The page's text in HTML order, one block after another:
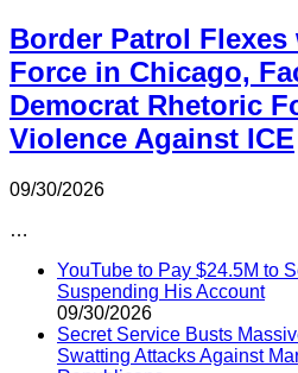
Border Patrol
Force in Chicago,
Democrat Rhetoric
Violence Against ICE
09/30/2026
…
YouTube to Pay $24.5M to
Suspending His Account
09/30/2026
Secret Service Busts
Swatting Attacks Against